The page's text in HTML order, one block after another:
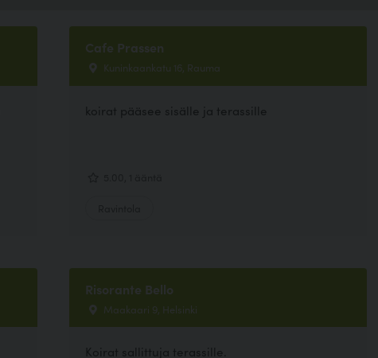
Cafe Prassen
Kuninkaankatu 16, Rauma
koirat pääsee sisälle ja terassille
Risorante Bello
Maakaari 9, Helsinki
Koirat sallittuja terassille.